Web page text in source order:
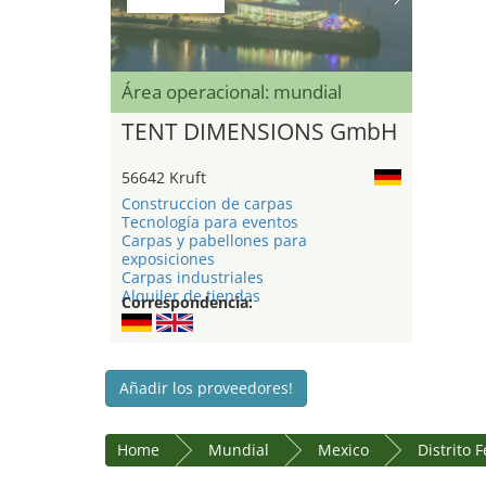
Área operacional: mundial
TENT DIMENSIONS GmbH
56642 Kruft
Construccion de carpas
Tecnología para eventos
Carpas y pabellones para
exposiciones
Carpas industriales
Alquiler de tiendas
Correspondencia:
Añadir los proveedores!
Home Mundial Mexico Distrito